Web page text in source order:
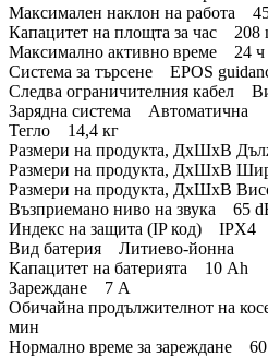
Максимален наклон на работа
Капацитет на площта за час 208
Максимално активно време 24 ч
Система за търсене EPOS
Следва ограничителния кабел
Зарядна система Автоматична
Тегло 14,4 кг
Размери на продукта, ДxШxВ
Размери на продукта, ДxШxВ
Размери на продукта, ДxШxВ
Възприемано ниво на звука 65
Индекс на защита (IP код) IPX4
Вид батерия Литиево-йонна
Капацитет на батерията 10 Ah
Зареждане 7 А
Обичайна продължителнот на
мин
Нормално време за зареждане